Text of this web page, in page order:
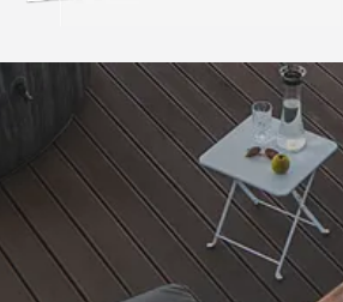
Trusted Shops
4,85/ 5
15.829 Bewertungen